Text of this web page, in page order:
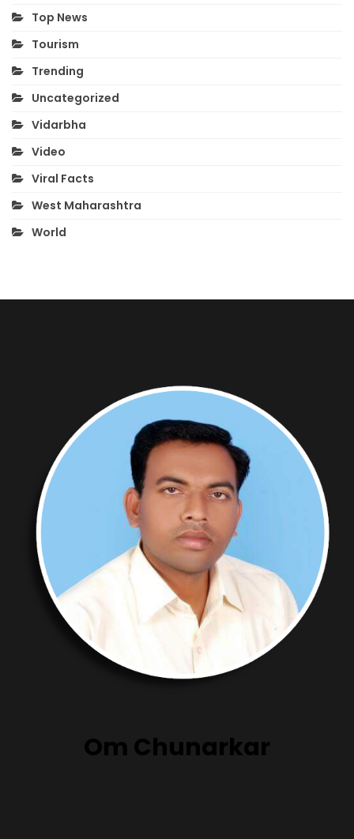
Top News
Tourism
Trending
Uncategorized
Vidarbha
Video
Viral Facts
West Maharashtra
World
Om Chunarkar